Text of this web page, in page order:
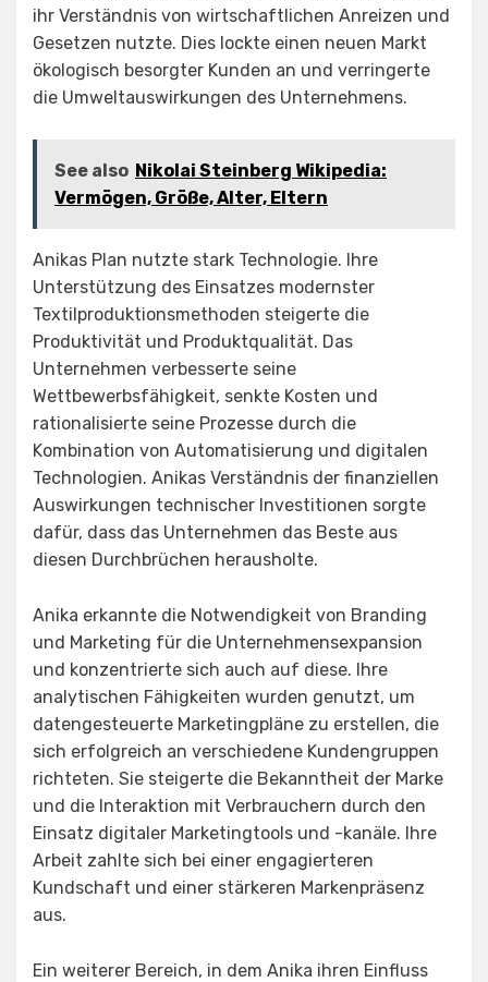
ihr Verständnis von wirtschaftlichen Anreizen und
Gesetzen nutzte. Dies lockte einen neuen Markt
ökologisch besorgter Kunden an und verringerte
die Umweltauswirkungen des Unternehmens.
See also Nikolai Steinberg Wikipedia:
Vermögen, Größe, Alter, Eltern
Anikas Plan nutzte stark Technologie. Ihre
Unterstützung des Einsatzes modernster
Textilproduktionsmethoden steigerte die
Produktivität und Produktqualität. Das
Unternehmen verbesserte seine
Wettbewerbsfähigkeit, senkte Kosten und
rationalisierte seine Prozesse durch die
Kombination von Automatisierung und digitalen
Technologien. Anikas Verständnis der finanziellen
Auswirkungen technischer Investitionen sorgte
dafür, dass das Unternehmen das Beste aus
diesen Durchbrüchen herausholte.
Anika erkannte die Notwendigkeit von Branding
und Marketing für die Unternehmensexpansion
und konzentrierte sich auch auf diese. Ihre
analytischen Fähigkeiten wurden genutzt, um
datengesteuerte Marketingpläne zu erstellen, die
sich erfolgreich an verschiedene Kundengruppen
richteten. Sie steigerte die Bekanntheit der Marke
und die Interaktion mit Verbrauchern durch den
Einsatz digitaler Marketingtools und -kanäle. Ihre
Arbeit zahlte sich bei einer engagierteren
Kundschaft und einer stärkeren Markenpräsenz
aus.
Ein weiterer Bereich, in dem Anika ihren Einfluss